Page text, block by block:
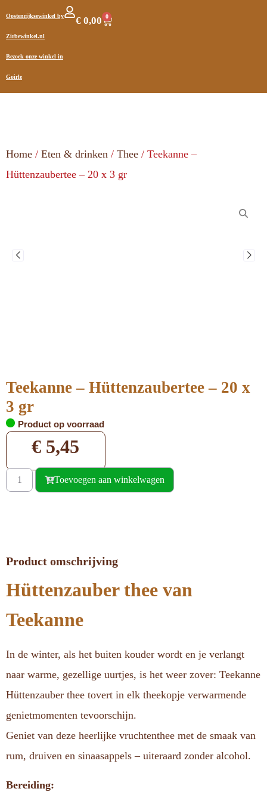
Oostenrijksewinkel by
Zirbewinkel.nl
Bezoek onze winkel in
Goirle
€ 0,00 0
Home / Eten & drinken / Thee / Teekanne –
Hüttenzaubertee – 20 x 3 gr
Teekanne – Hüttenzaubertee – 20 x
3 gr
Product op voorraad
€ 5,45
Toevoegen aan winkelwagen
Product omschrijving
Hüttenzauber thee van
Teekanne
In de winter, als het buiten kouder wordt en je verlangt
naar warme, gezellige uurtjes, is het weer zover: Teekanne
Hüttenzauber thee tovert in elk theekopje verwarmende
genietmomenten tevoorschijn.
Geniet van deze heerlijke vruchtenthee met de smaak van
rum, druiven en sinaasappels – uiteraard zonder alcohol.
Bereiding: